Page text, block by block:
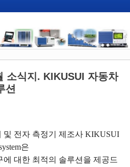
소식지. KIKUSUI 자동차
션
및 전자 측정기 제조사 KIKUSUI
은
대한 최적의 솔루션을 제공드